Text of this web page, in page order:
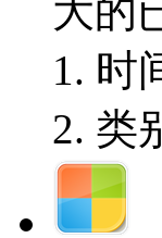
大的
时
类